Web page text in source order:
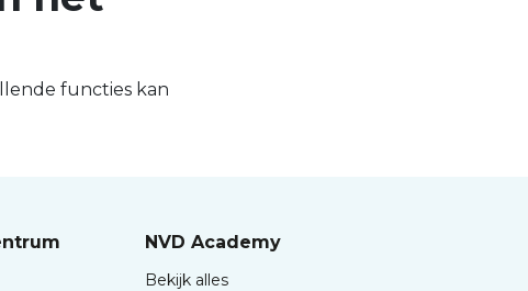
functies kan
NVD Academy
Bekijk alles